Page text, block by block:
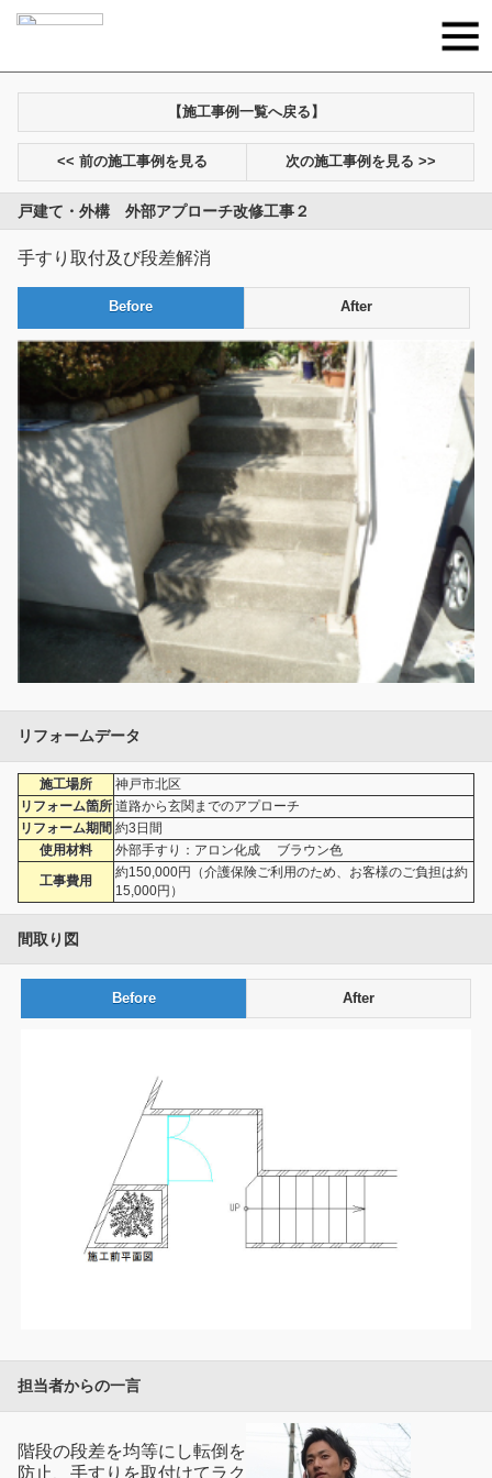
【施工事例一覧へ戻る】
<< 前の施工事例を見る 次の施工事例を見る >>
戸建て・外構 外部アプローチ改修工事２
手すり取付及び段差解消
Before After
リフォームデータ
施工場所
神戸市北区
リフォーム箇所 道路から玄関までのアプローチ
リフォーム期間 約3日間
使用材料
外部手すり：アロン化成 ブラウン色
工事費用
約150,000円（介護保険ご利用のため、お客様のご負担は約
15,000円）
間取り図
Before After
担当者からの一言
階段の段差を均等にし転倒を
防止、手すりを取付けてラク